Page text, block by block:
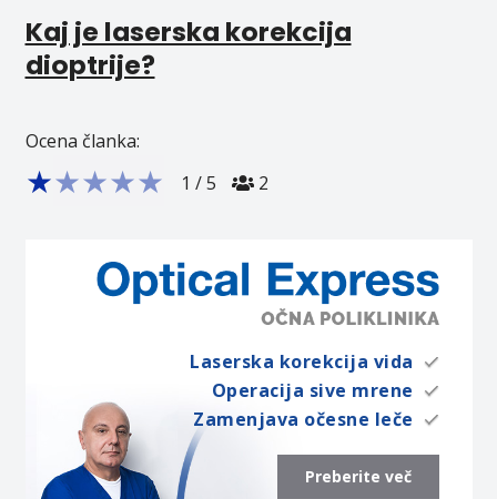
Kaj je laserska korekcija
dioptrije?
Ocena članka:
★★★★★ 1 /5 2
Laserska korekcija vida
Operacija sive mrene
Zamenjava očesne leče
Preberite več